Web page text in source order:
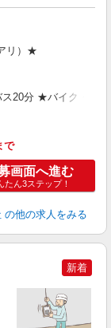
リ）★
分 ★バイク・自
で
画面へ進む
たん3ステップ！
の他の求人をみる
新着